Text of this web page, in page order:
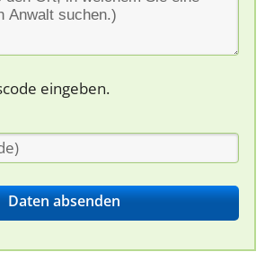
eingeben.